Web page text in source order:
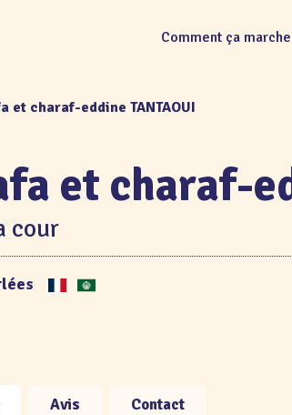
Comment ça marche
et charaf-eddine TANTAOUI
et charaf-
cour
Avis Contact